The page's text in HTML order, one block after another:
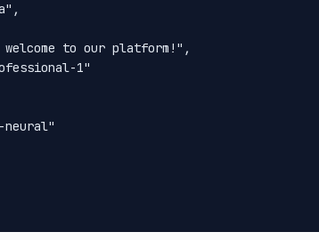
to our platform!",
1"
neural"